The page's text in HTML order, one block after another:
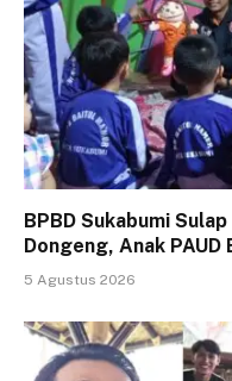
BPBD Sukabumi
Dongeng, Anak
5 Agustus 2026